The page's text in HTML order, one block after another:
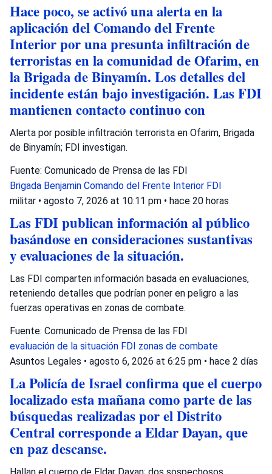
Hace poco, se activó una alerta en la
aplicación del Comando del Frente
Interior por una presunta infiltración de
terroristas en la comunidad de Ofarim, en
la Brigada de Binyamín. Los detalles del
incidente están bajo investigación. Las FDI
mantienen contacto continuo con
Alerta por posible infiltración terrorista en Ofarim, Brigada
de Binyamín; FDI investigan.
Fuente: Comunicado de Prensa de las FDI
Brigada Benjamin Comando del Frente Interior FDI
militar • agosto 7, 2026 at 10:11 pm • hace 20 horas
Las FDI publican información al público
basándose en consideraciones sustantivas
y evaluaciones de la situación.
Las FDI comparten información basada en evaluaciones,
reteniendo detalles que podrían poner en peligro a las
fuerzas operativas en zonas de combate.
Fuente: Comunicado de Prensa de las FDI
evaluación de la situación FDI zonas de combate
Asuntos Legales • agosto 6, 2026 at 6:25 pm • hace 2 días
La Policía de Israel confirma que el cuerpo
localizado esta mañana como parte de las
búsquedas realizadas por el Distrito
Central corresponde a Eldar Dayan, que
en paz descanse.
Hallan el cuerpo de Eldar Dayan; dos sospechosos